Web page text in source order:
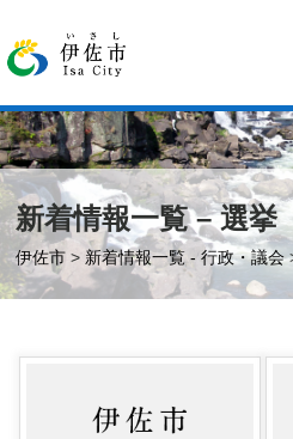
新着情報一覧 – 選挙
伊佐市 > 新着情報一覧 - 行政・議会